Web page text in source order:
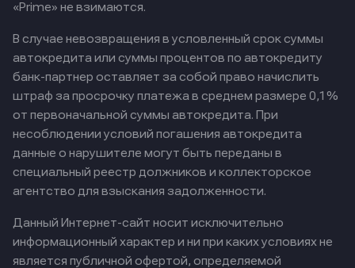
«Prime» не взимаются.
В случае невозвращения в условленный срок суммы
автокредита или суммы процентов по автокредиту
банк-партнер оставляет за собой право начислить
штраф за просрочку платежа в среднем размере 0,1%
от первоначальной суммы автокредита. При
несоблюдении условий погашения автокредита
данные о нарушителе могут быть переданы в
специальный реестр должников и коллекторское
агентство для взыскания задолженности.
Данный Интернет-сайт носит исключительно
информационный характер и ни при каких условиях не
является публичной офертой, определяемой